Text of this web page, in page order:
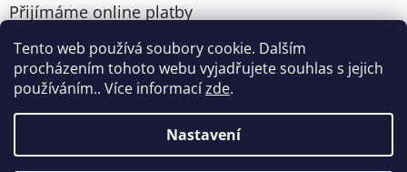
Tento web používá soubory cookie. Dalším
procházením tohoto webu vyjadřujete souhlas s jejich
používáním.. Více informacízde.
Nastavení
Přijímáme online platby
Vytvořil Shoptet